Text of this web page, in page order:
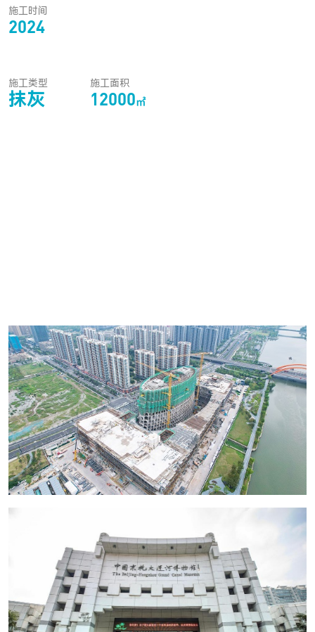
施工时间
2024
施工类型
抹灰
施工面积
12000㎡